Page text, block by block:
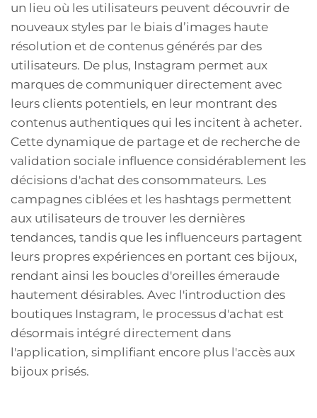
un lieu où les utilisateurs peuvent découvrir de
nouveaux styles par le biais d’images haute
résolution et de contenus générés par des
utilisateurs. De plus, Instagram permet aux
marques de communiquer directement avec
leurs clients potentiels, en leur montrant des
contenus authentiques qui les incitent à acheter.
Cette dynamique de partage et de recherche de
validation sociale influence considérablement les
décisions d'achat des consommateurs. Les
campagnes ciblées et les hashtags permettent
aux utilisateurs de trouver les dernières
tendances, tandis que les influenceurs partagent
leurs propres expériences en portant ces bijoux,
rendant ainsi les boucles d'oreilles émeraude
hautement désirables. Avec l'introduction des
boutiques Instagram, le processus d'achat est
désormais intégré directement dans
l'application, simplifiant encore plus l'accès aux
bijoux prisés.